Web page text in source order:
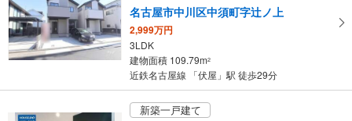
名古屋市中川区中須町字辻ノ上
2,999万円
3LDK
建物面積 109.79m2
近鉄名古屋線 「伏屋」駅 徒歩29分
新築一戸建て